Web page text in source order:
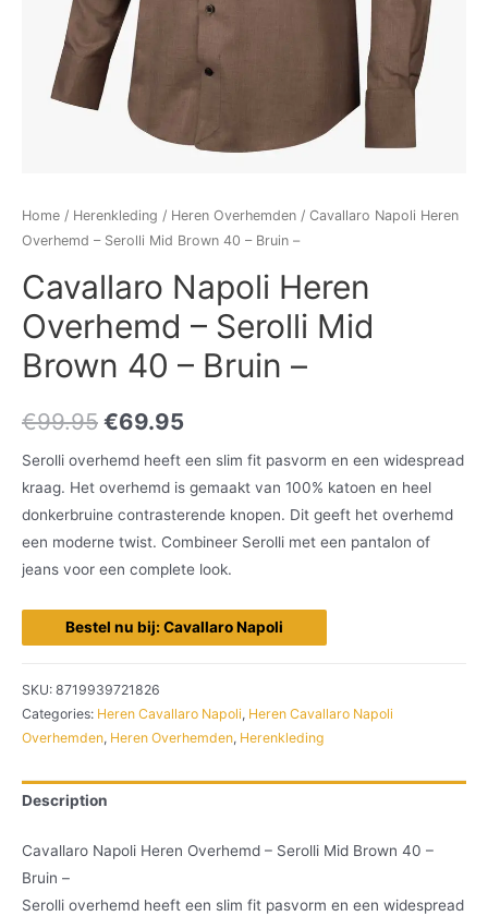
Home / Herenkleding / Heren Overhemden / Cavallaro Napoli Heren
Overhemd – Serolli Mid Brown 40 – Bruin –
Cavallaro Napoli Heren
Overhemd – Serolli Mid
Brown 40 – Bruin –
€99.95 €69.95
Serolli overhemd heeft een slim fit pasvorm en een widespread
kraag. Het overhemd is gemaakt van 100% katoen en heel
donkerbruine contrasterende knopen. Dit geeft het overhemd
een moderne twist. Combineer Serolli met een pantalon of
jeans voor een complete look.
Bestel nu bij: Cavallaro Napoli
SKU: 8719939721826
Categories: Heren Cavallaro Napoli, Heren Cavallaro Napoli
Overhemden, Heren Overhemden, Herenkleding
Description
Cavallaro Napoli Heren Overhemd – Serolli Mid Brown 40 –
Bruin –
Serolli overhemd heeft een slim fit pasvorm en een widespread